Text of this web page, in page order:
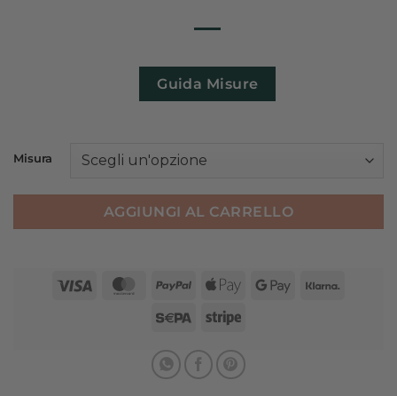
Guida Misure
Misura
AGGIUNGI AL CARRELLO
Visa MasterCard
PayPalApple Google
Sepa
Stripe